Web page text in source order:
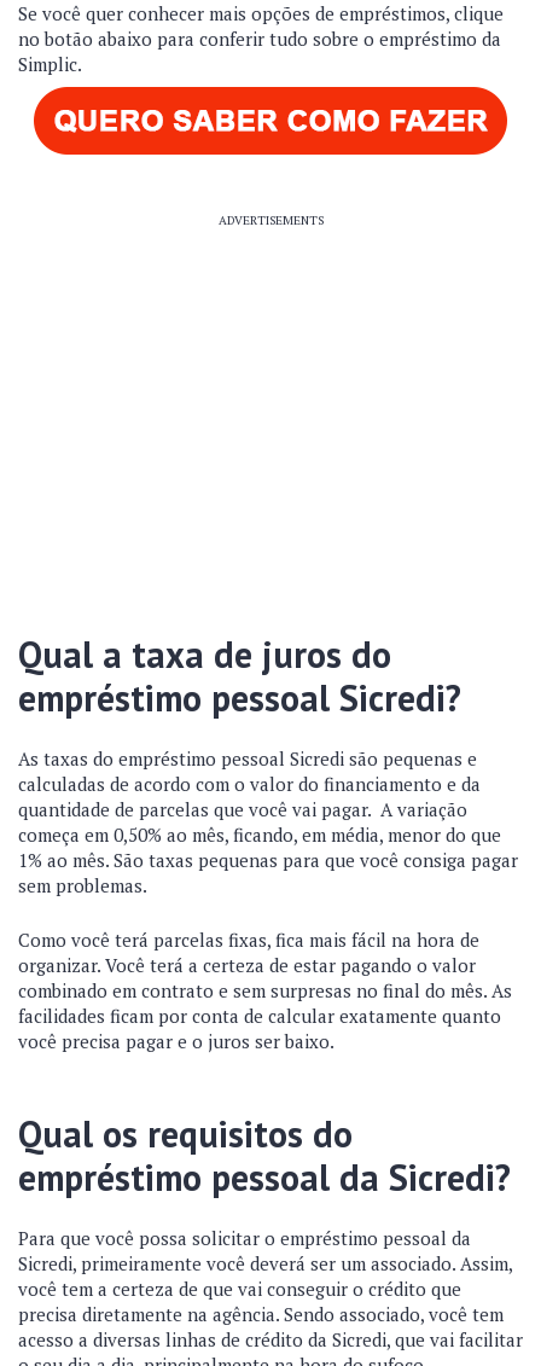
Se você quer conhecer mais opções de empréstimos, clique
no botão abaixo para conferir tudo sobre o empréstimo da
Simplic.
ADVERTISEMENTS
Qual a taxa de juros do
empréstimo pessoal Sicredi?
As taxas do empréstimo pessoal Sicredi são pequenas e
calculadas de acordo com o valor do financiamento e da
quantidade de parcelas que você vai pagar. A variação
começa em 0,50% ao mês, ficando, em média, menor do que
1% ao mês. São taxas pequenas para que você consiga pagar
sem problemas.
Como você terá parcelas fixas, fica mais fácil na hora de
organizar. Você terá a certeza de estar pagando o valor
combinado em contrato e sem surpresas no final do mês. As
facilidades ficam por conta de calcular exatamente quanto
você precisa pagar e o juros ser baixo.
Qual os requisitos do
empréstimo pessoal da Sicredi?
Para que você possa solicitar o empréstimo pessoal da
Sicredi, primeiramente você deverá ser um associado. Assim,
você tem a certeza de que vai conseguir o crédito que
precisa diretamente na agência. Sendo associado, você tem
acesso a diversas linhas de crédito da Sicredi, que vai facilitar